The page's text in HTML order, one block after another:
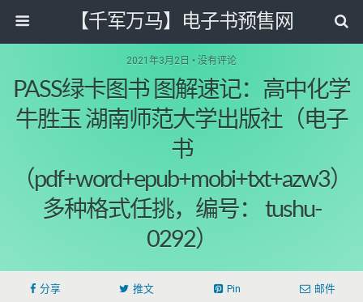
【千军万马】电子书预售网
2021年3月2日 • 没有评论
PASS绿卡图书 图解速记：高中化学
牛胜玉 湖南师范大学出版社（电子
书
（pdf+word+epub+mobi+txt+azw3）
多种格式任挑，编号： tushu-
0292）
分享 推文 Pin 邮件